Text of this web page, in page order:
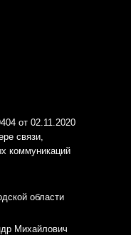
от 02.11.2020
связи,
коммуникаций
области
Михайлович